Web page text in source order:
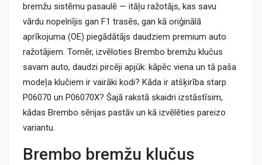
bremžu sistēmu pasaulē — itāļu ražotājs, kas savu
vārdu nopelnījis gan F1 trasēs, gan kā oriģinālā
aprīkojuma (OE) piegādātājs daudziem premium auto
ražotājiem. Tomēr, izvēloties Brembo bremžu klučus
savam auto, daudzi pircēji apjūk: kāpēc viena un tā paša
modeļa klučiem ir vairāki kodi? Kāda ir atšķirība starp
P06070 un P06070X? Šajā rakstā skaidri izstāstīsim,
kādas Brembo sērijas pastāv un kā izvēlēties pareizo
variantu.
Brembo bremžu klučus